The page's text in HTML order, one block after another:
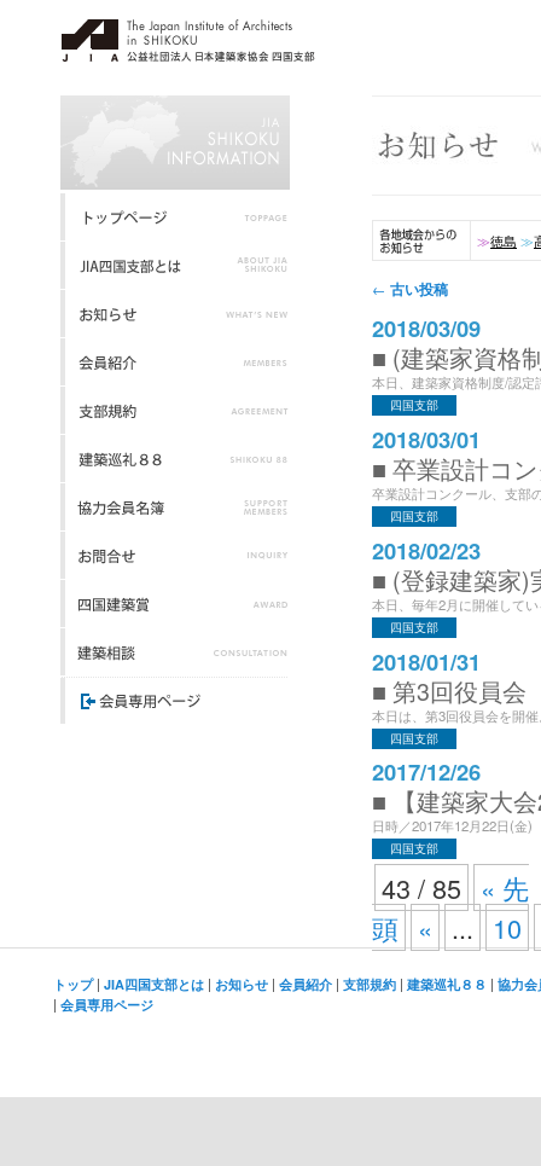
≫徳島 ≫
投稿ナビゲーション
← 古い投稿
2018/03/09
■ (建築家資格
本日、建築家資格制度/認
四国支部
2018/03/01
■ 卒業設計コ
卒業設計コンクール、支
四国支部
2018/02/23
■ (登録建築家)
本日、毎年2月に開催して
四国支部
2018/01/31
■ 第3回役員会
本日は、第3回役員会を開
四国支部
2017/12/26
■ 【建築家大
日時／2017年12月22日(
四国支部
43 / 85
« 先
頭 « ... 10
トップ| JIA四国支部とは | お知らせ | 会員紹介 | 支部規約 | 建築巡礼８８ | 協力会
| 会員専用ページ